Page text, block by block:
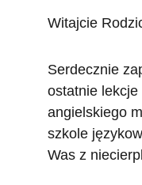
Witajcie
Serdecznie
ostatnie
angielskiego
szkole
Was z